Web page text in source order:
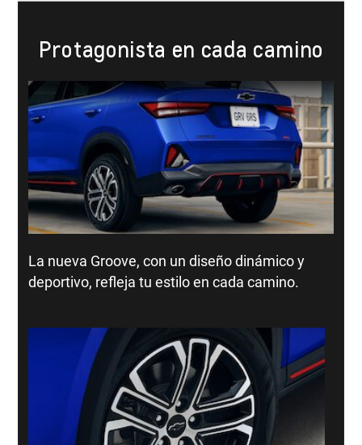
Protagonista en cada camino
La nueva Groove, con un diseño dinámico y
deportivo, refleja tu estilo en cada camino.